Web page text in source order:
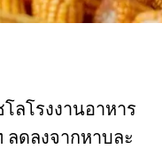
รงงานอาหาร
ลดลงจากหาบละ